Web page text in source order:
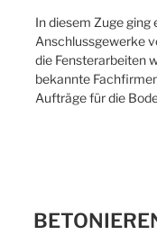
In diesem Zuge ging
Anschlussgewerke
die Fensterarbeiten
bekannte
Aufträge für die